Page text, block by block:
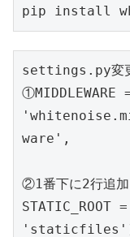
pip install
settings.py変
ware',
②1番下に2行追加